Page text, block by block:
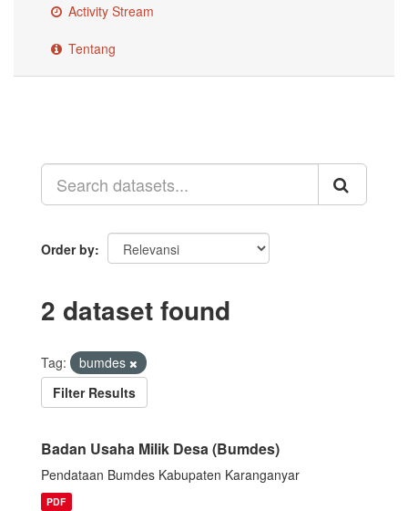
Activity Stream
Tentang
Order by
2 dataset found
Tag:
bumdes
Filter Results
Badan Usaha Milik Desa (Bumdes)
Pendataan Bumdes Kabupaten Karanganyar
PDF